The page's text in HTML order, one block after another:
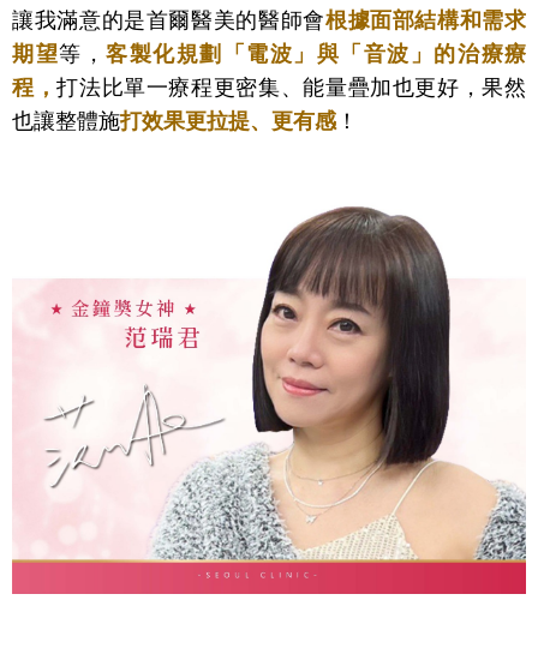
讓我滿意的是首爾醫美的醫師會根據面部結構和需求
期望等，客製化規劃「電波」與「音波」的治療療
程，打法比單一療程更密集、能量疊加也更好，果然
也讓整體施打效果更拉提、更有感 ！